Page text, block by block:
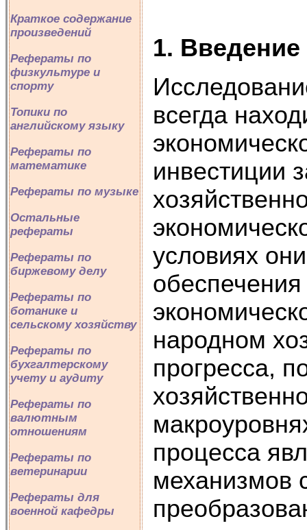
Краткое содержание
произведений
Рефераты по
физкультуре и
спорту
Топики по
английскому языку
Рефераты по
математике
Рефераты по музыке
Остальные
рефераты
Рефераты по
биржевому делу
Рефераты по
ботанике и
сельскому хозяйству
Рефераты по
бухгалтерскому
учету и аудиту
Рефераты по
валютным
отношениям
Рефераты по
ветеринарии
Рефераты для
военной кафедры
1. Введение
всегда
инвестиции
условиях
народном
прогресса,
процесса
механизмов